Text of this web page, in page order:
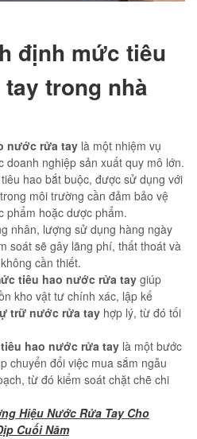
định mức tiêu
trong nhà
nước rửa tay là một nhiệm vụ
doanh nghiệp sản xuất quy mô lớn.
hao bắt buộc, được sử dụng với
môi trường cần đảm bảo vệ
phẩm hoặc dược phẩm.
nhân, lượng sử dụng hàng ngày
soát sẽ gây lãng phí, thất thoát và
cần thiết.
tiêu hao nước rửa tay giúp
kho vật tư chính xác, lập kế
trữ nước rửa tay hợp lý, từ đó tối
hao nước rửa tay là một bước
chuyển đổi việc mua sắm ngẫu
từ đó kiểm soát chặt chẽ chi
Hiệu Nước Rửa Tay Cho
Cuối Năm